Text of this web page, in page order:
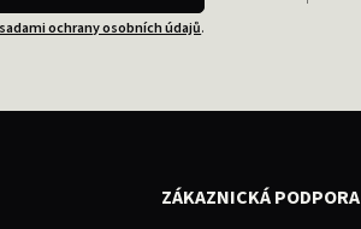
ochrany osobních údajů.
ZÁKAZNICKÁ PODPORA